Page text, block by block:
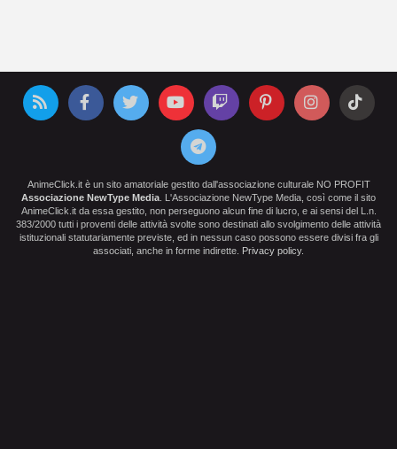
AnimeClick.it è un sito amatoriale gestito dall'associazione culturale NO PROFIT
Associazione NewType Media . L'Associazione NewType Media, così come il sito
AnimeClick.it da essa gestito, non perseguono alcun fine di lucro, e ai sensi del L.n.
383/2000 tutti i proventi delle attività svolte sono destinati allo svolgimento delle attività
istituzionali statutariamente previste, ed in nessun caso possono essere divisi fra gli
associati, anche in forme indirette. Privacy policy.